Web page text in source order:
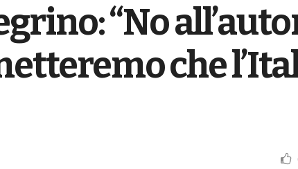
“No
che